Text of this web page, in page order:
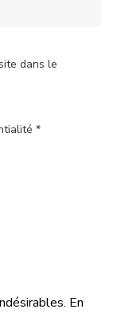
dans le
*
En